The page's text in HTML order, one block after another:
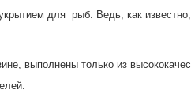
для рыб. Ведь, как
выполнены только из